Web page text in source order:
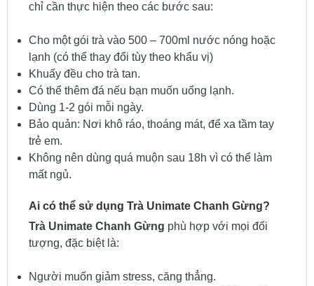
chỉ cần thực hiện theo các bước sau:
Cho một gói trà vào 500 – 700ml nước nóng hoặc
lạnh (có thể thay đổi tùy theo khẩu vị)
Khuấy đều cho trà tan.
Có thể thêm đá nếu bạn muốn uống lạnh.
Dùng 1-2 gói mỗi ngày.
Bảo quản: Nơi khô ráo, thoáng mát, để xa tầm tay
trẻ em.
Không nên dùng quá muộn sau 18h vì có thể làm
mất ngủ.
Ai có thể sử dụng Trà Unimate Chanh Gừng?
Trà Unimate Chanh Gừng phù hợp với mọi đối
tượng, đặc biệt là:
Người muốn giảm stress, căng thẳng.